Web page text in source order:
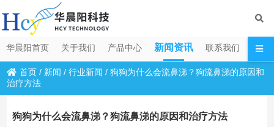
华晨阳首页 关于我们 产品中心 新闻资讯 联系我们
首页 / 新闻 /行业新闻 /狗狗为什么会流鼻涕？狗流鼻涕的原因和
治疗方法
狗狗为什么会流鼻涕？狗流鼻涕的原因和治疗方法